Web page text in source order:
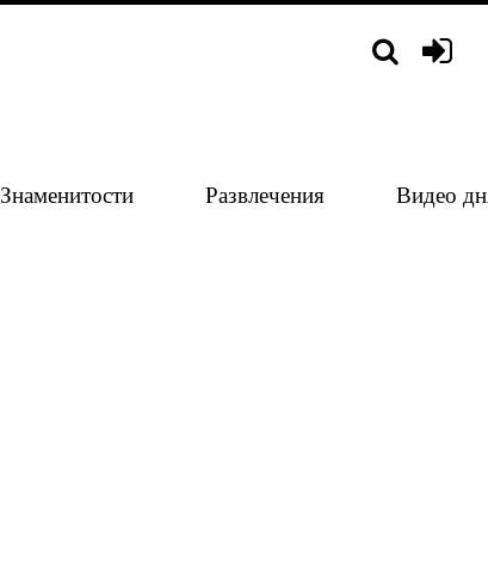
Знаменитости Развлечения Видео